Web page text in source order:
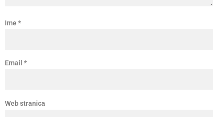
Ime *
Email *
Web stranica